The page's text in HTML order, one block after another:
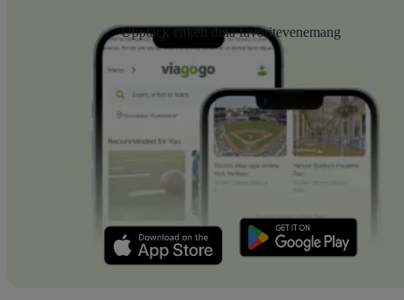
Upptäck enkelt dina favoritevenemang